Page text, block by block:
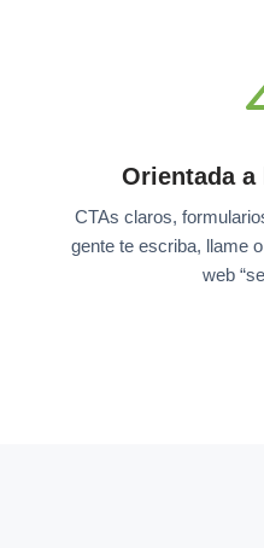
Orientada
CTAs claros,
gente te escriba, llame
web